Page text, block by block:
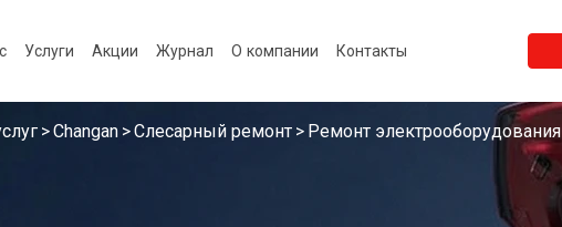
Услуги Акции Журнал О компании Контакты
Changan Слесарный ремонт Ремонт электрооборудования